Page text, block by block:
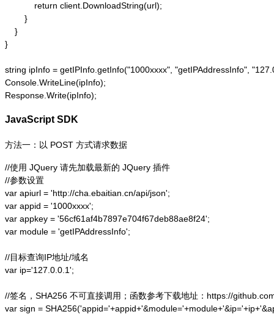
            return client.DownloadString(url);
        }
    }
}
string ipInfo = getIPInfo.getInfo("1000xxxx", "getIPAddressInfo",
Console.WriteLine(ipInfo);
Response.Write(ipInfo);
JavaScript SDK
方法一：以 POST 方式请求数据
//使用 JQuery 请先加载最新的 JQuery 插件
//参数设置
var apiurl = 'http://cha.ebaitian.cn/api/json';
var appid = '1000xxxx';
var appkey = '56cf61af4b7897e704f67deb88ae8f24';
var module = 'getIPAddressInfo';
//目标查询IP地址/域名
var ip='127.0.0.1';
//签名，SHA256 不可直接调用；函数参考下载地址：https://
var sign =